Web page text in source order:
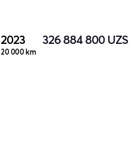
2023
20 000 km
326 884 800 UZS